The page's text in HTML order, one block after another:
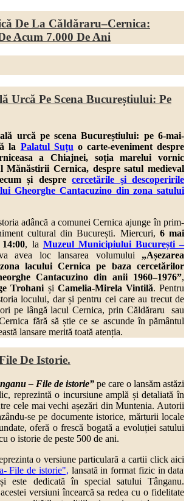
De La Căldăraru–Cernica:
Acum 7.000 De Ani
Urcă Pe Scena Bucureștiului: Pe
urcă pe scena Bucureștiului: pe 6-mai-
la Palatul Suțu o carte-eveniment despre
a Chiajnei, soția marelui vornic
Mănăstirii Cernica, despresatul medieval
și despre cercetările și descoperirile
Gheorghe Cantacuzino din zona satului
adâncă a comunei Cernica ajunge în prim-
cultural din București. Miercuri, 6 mai
, la Muzeul Municipiului București –
avea loc lansarea volumului „Așezarea
lacului Cernica pe baza cercetărilor
Cantacuzino din anii 1960–1976”,
Trohani și Camelia-Mirela Vintilă. Pentru
locului, dar și pentru cei care au trecut de
pe lângă lacul Cernica, prin Căldăraru sau
fără să știe ce se ascunde în pământul
lansare merită toată atenția.
De Istorie.
– File de istorie” pe care o lansăm astăzi
reprezintă o incursiune amplă și detaliată în
cele mai vechi așezări din Muntenia. Autorii
se pe documente istorice, mărturii locale
oferă o frescă bogată a evoluției satului
o istorie de peste 500 de ani.
o versiune particulară a cartii click aici
File de istorie", lansată in format fizic in data
este dedicată în special satului Tânganu.
versiuni încearcă sa redea cu o fidelitate